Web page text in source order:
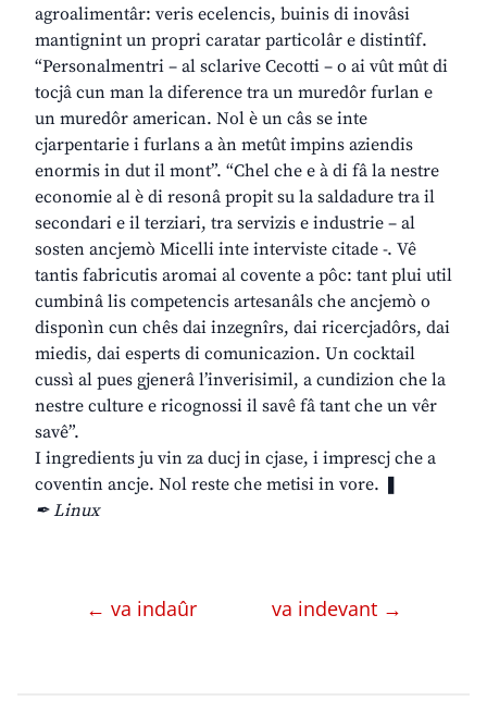
agroalimentâr: veris ecelencis, buinis di inovâsi
mantignint un propri caratar particolâr e distintîf.
“Personalmentri – al sclarive Cecotti – o ai vût mût di
tocjâ cun man la diference tra un muredôr furlan e
un muredôr american. Nol è un câs se inte
cjarpentarie i furlans a àn metût impins aziendis
enormis in dut il mont”. “Chel che e à di fâ la nestre
economie al è di resonâ propit su la saldadure tra il
secondari e il terziari, tra servizis e industrie – al
sosten ancjemò Micelli inte interviste citade -. Vê
tantis fabricutis aromai al covente a pôc: tant plui util
cumbinâ lis competencis artesanâls che ancjemò o
disponìn cun chês dai inzegnîrs, dai ricercjadôrs, dai
miedis, dai esperts di comunicazion. Un cocktail
cussì al pues gjenerâ l’inverisimil, a cundizion che la
nestre culture e ricognossi il savê fâ tant che un vêr
savê”.
I ingredients ju vin za ducj in cjase, i imprescj che a
coventin ancje. Nol reste che metisi in vore. ❚
✒ Linux
← va indaûr va indevant →